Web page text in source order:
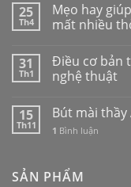
25
Th4
Mẹo hay
mất nhiều
31
Th1
Điều cơ bản
nghệ thuật
15
Th11
Bút mài thầy
1 Bình luận
SẢN PHẨM